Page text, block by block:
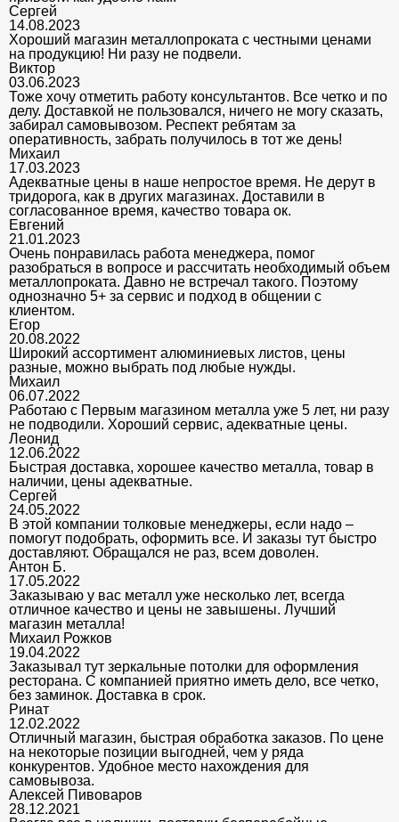
Сергей
14.08.2023
Хороший магазин металлопроката с честными ценами
на продукцию! Ни разу не подвели.
Виктор
03.06.2023
Тоже хочу отметить работу консультантов. Все четко и по
делу. Доставкой не пользовался, ничего не могу сказать,
забирал самовывозом. Респект ребятам за
оперативность, забрать получилось в тот же день!
Михаил
17.03.2023
Адекватные цены в наше непростое время. Не дерут в
тридорога, как в других магазинах. Доставили в
согласованное время, качество товара ок.
Евгений
21.01.2023
Очень понравилась работа менеджера, помог
разобраться в вопросе и рассчитать необходимый объем
металлопроката. Давно не встречал такого. Поэтому
однозначно 5+ за сервис и подход в общении с
клиентом.
Егор
20.08.2022
Широкий ассортимент алюминиевых листов, цены
разные, можно выбрать под любые нужды.
Михаил
06.07.2022
Работаю с Первым магазином металла уже 5 лет, ни разу
не подводили. Хороший сервис, адекватные цены.
Леонид
12.06.2022
Быстрая доставка, хорошее качество металла, товар в
наличии, цены адекватные.
Сергей
24.05.2022
В этой компании толковые менеджеры, если надо –
помогут подобрать, оформить все. И заказы тут быстро
доставляют. Обращался не раз, всем доволен.
Антон Б.
17.05.2022
Заказываю у вас металл уже несколько лет, всегда
отличное качество и цены не завышены. Лучший
магазин металла!
Михаил Рожков
19.04.2022
Заказывал тут зеркальные потолки для оформления
ресторана. С компанией приятно иметь дело, все четко,
без заминок. Доставка в срок.
Ринат
12.02.2022
Отличный магазин, быстрая обработка заказов. По цене
на некоторые позиции выгодней, чем у ряда
конкурентов. Удобное место нахождения для
самовывоза.
Алексей Пивоваров
28.12.2021